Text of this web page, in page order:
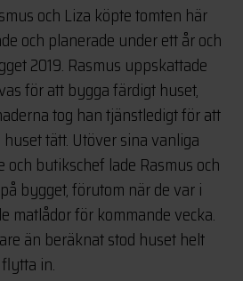
och Liza köpte tomten här
och planerade under ett år och
2019. Rasmus uppskattade
för att bygga färdigt huset,
tog han tjänstledigt för att
tätt. Utöver sina vanliga
och butikschef lade Rasmus och
bygget, förutom när de var i
matlådor för kommande vecka.
än beräknat stod huset helt
in.